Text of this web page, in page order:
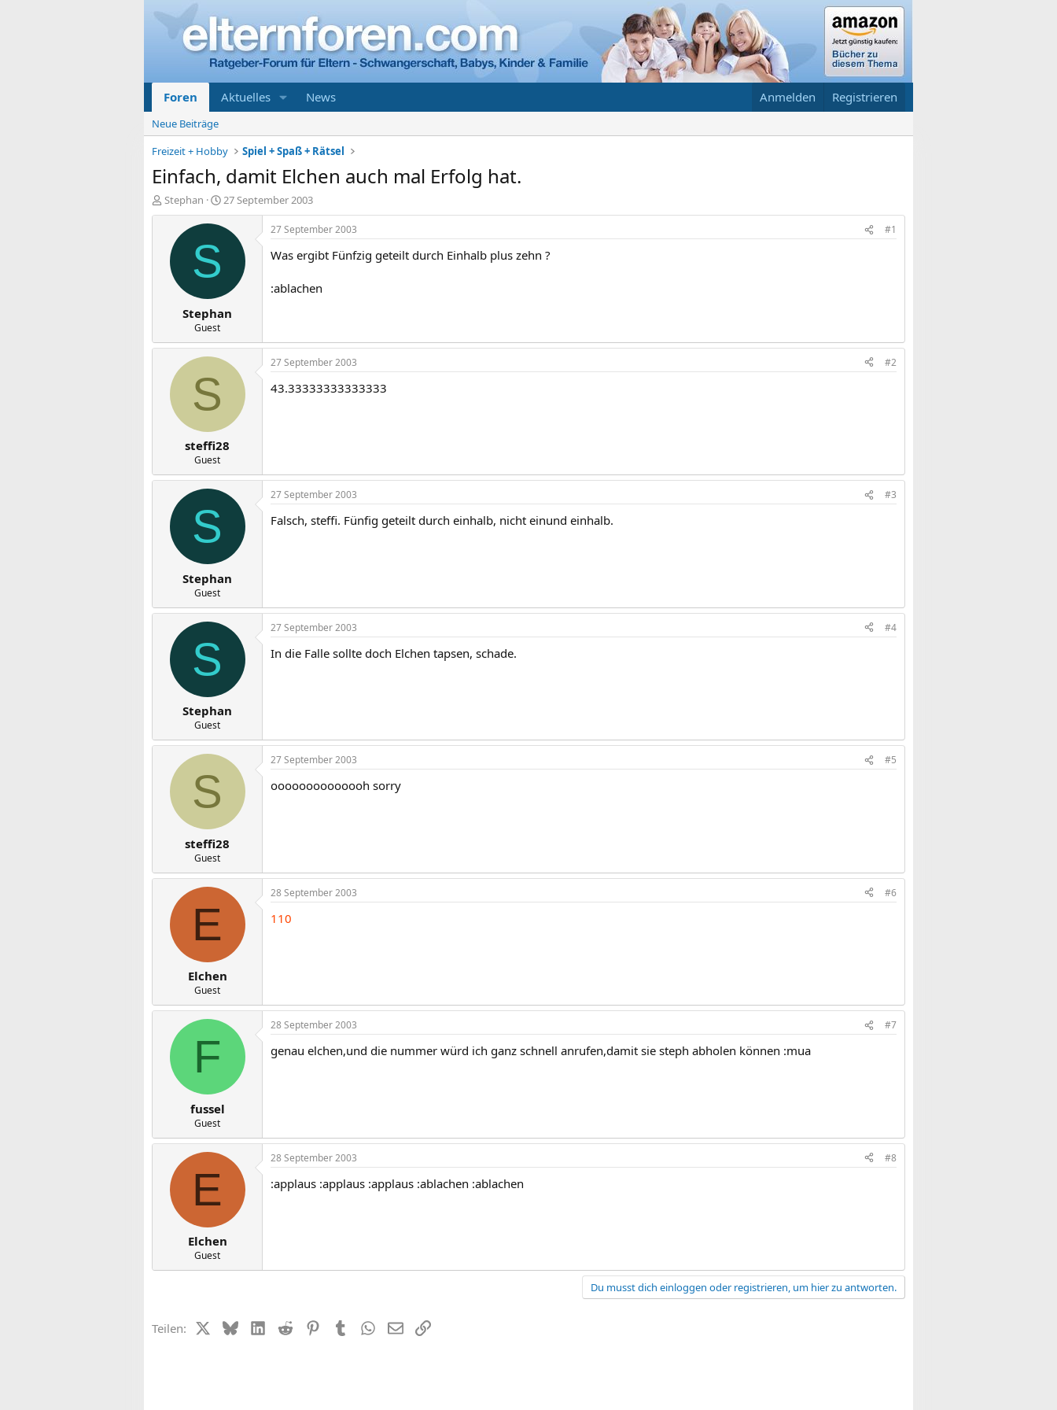
Foren Aktuelles News Anmelden Registrieren
Neue Beiträge
Freizeit + Hobby
Spiel + Spaß + Rätsel
Einfach, damit Elchen auch mal Erfolg hat.
E
r
Stephan
E
r
s
t
a
27 September 2003
S
Stephan
Guest
27 September 2003 #1
Was ergibt Fünfzig geteilt durch Einhalb plus zehn ?
:ablachen
S
steffi28
Guest
27 September 2003 #2
43.33333333333333
S
Stephan
Guest
27 September 2003 #3
Falsch, steffi. Fünfig geteilt durch einhalb, nicht einund einhalb.
S
Stephan
Guest
27 September 2003 #4
In die Falle sollte doch Elchen tapsen, schade.
S
steffi28
Guest
27 September 2003 #5
oooooooooooooh sorry
E
Elchen
Guest
28 September 2003 #6
110
F
fussel
Guest
28 September 2003 #7
genau elchen,und die nummer würd ich ganz schnell anrufen,damit sie steph abholen können :mua
E
Elchen
Guest
28 September 2003 #8
:applaus :applaus :applaus :ablachen :ablachen
Du musst dich einloggen oder registrieren, um hier zu antworten.
Teilen: X (Twitter)
BlueskyLinkedIn
Reddit PinterestTumblrWhatsApp
E-MailLink